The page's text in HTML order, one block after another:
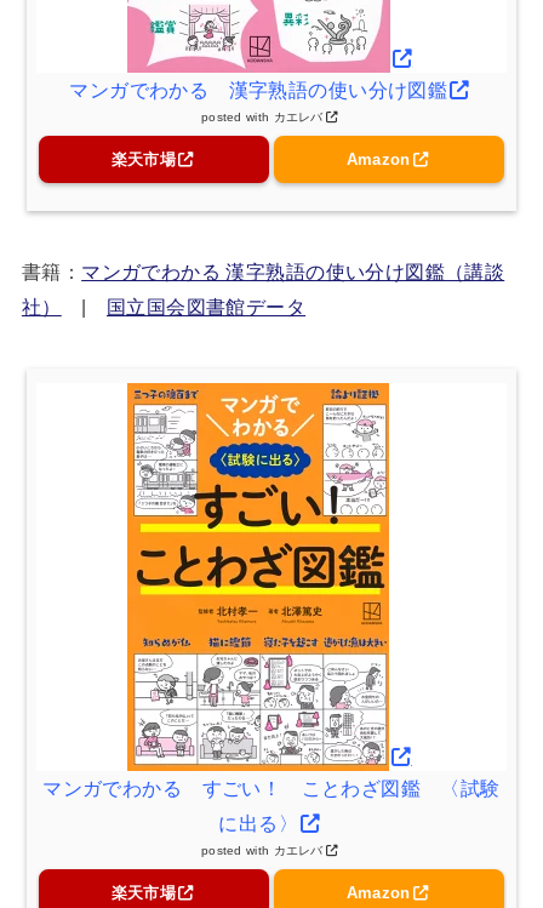
マンガでわかる 漢字熟語の使い分け図鑑
posted with カエレバ
楽天市場 Amazon
書籍： マンガでわかる 漢字熟語の使い分け図鑑（講談
社）
| 国立国会図書館データ
マンガでわかる すごい！ ことわざ図鑑 〈試験
に出る〉
posted with カエレバ
楽天市場 Amazon